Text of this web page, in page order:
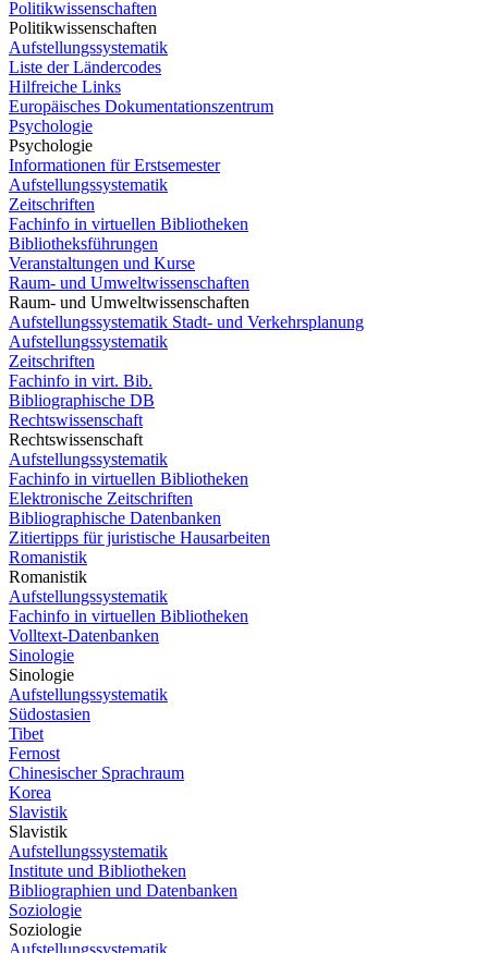
Politikwissenschaften
Politikwissenschaften
Aufstellungssystematik
Liste der Ländercodes
Hilfreiche Links
Europäisches Dokumentationszentrum
Psychologie
Psychologie
Informationen für Erstsemester
Aufstellungssystematik
Zeitschriften
Fachinfo in virtuellen Bibliotheken
Bibliotheksführungen
Veranstaltungen und Kurse
Raum- und Umweltwissenschaften
Raum- und Umweltwissenschaften
Aufstellungssystematik Stadt- und Verkehrsplanung
Aufstellungssystematik
Zeitschriften
Fachinfo in virt. Bib.
Bibliographische DB
Rechtswissenschaft
Rechtswissenschaft
Aufstellungssystematik
Fachinfo in virtuellen Bibliotheken
Elektronische Zeitschriften
Bibliographische Datenbanken
Zitiertipps für juristische Hausarbeiten
Romanistik
Romanistik
Aufstellungssystematik
Fachinfo in virtuellen Bibliotheken
Volltext-Datenbanken
Sinologie
Sinologie
Aufstellungssystematik
Südostasien
Tibet
Fernost
Chinesischer Sprachraum
Korea
Slavistik
Slavistik
Aufstellungssystematik
Institute und Bibliotheken
Bibliographien und Datenbanken
Soziologie
Soziologie
Aufstellungssystematik